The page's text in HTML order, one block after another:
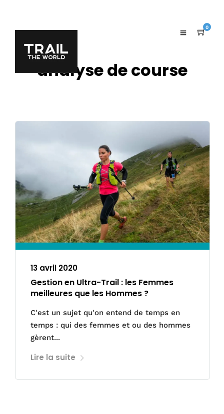
0
analyse de course
13 avril 2020
Gestion en Ultra-Trail : les Femmes
meilleures que les Hommes ?
C'est un sujet qu'on entend de temps en
temps : qui des femmes et ou des hommes
gèrent...
Lire la suite